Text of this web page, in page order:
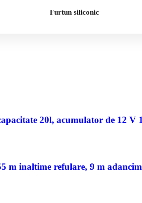
Furtun siliconic
20l, acumulator de 12 V
m inaltime refulare, 9 m